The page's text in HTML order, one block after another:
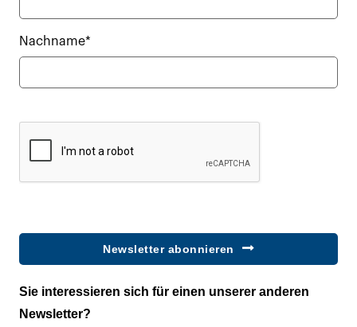
Nachname*
Newsletter abonnieren
Sie interessieren sich für einen unserer anderen
Newsletter?